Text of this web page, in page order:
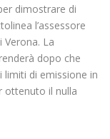
dimostrare di
l’assessore
Verona. La
dopo che
limiti di emissione in
ottenuto il nulla